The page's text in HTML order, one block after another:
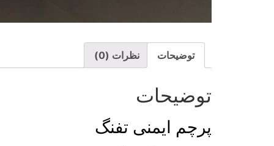
توضیحات نظرات (0)
توضیحات
پرچم ایمنی تفنگ